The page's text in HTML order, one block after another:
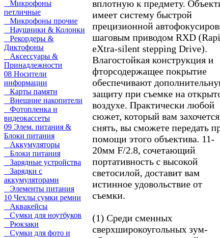
Микрофоны
петличные
Микрофоны прочие
Наушники & Колонки
Рекордеры &
Диктофоны
Аксессуары &
Принадлежности
08 Носители
информации
Карты памяти
Внешние накопители
Фотопленка и
видеокассеты
09 Элем. питания &
Блоки питания
Аккумуляторы
Блоки питания
Зарядные устройства
Зарядки с
аккумуляторами
Элементы питания
10 Чехлы сумки ремни
Аквакейсы
Сумки для ноутбуков
Рюкзаки
Сумки для фото и
вплотную к предмету.
имеет систему быстрой
прецизионной
шаговым приводом RXD
eXtra-silent stepping Drive).
Влагостойкая конструкция и
фторсодержащее покрытие
обеспечивают
защиту при съемке на
воздухе. Практически любой
сюжет, который вам захочется
снять, вы сможете передать
помощи этого объектива. 11-
20мм F/2.8, сочетающий
портативность с высокой
светосилой, доставит вам
истинное удовольствие от
съемки.
(1) Среди сменных
сверхширокоугольных зум-